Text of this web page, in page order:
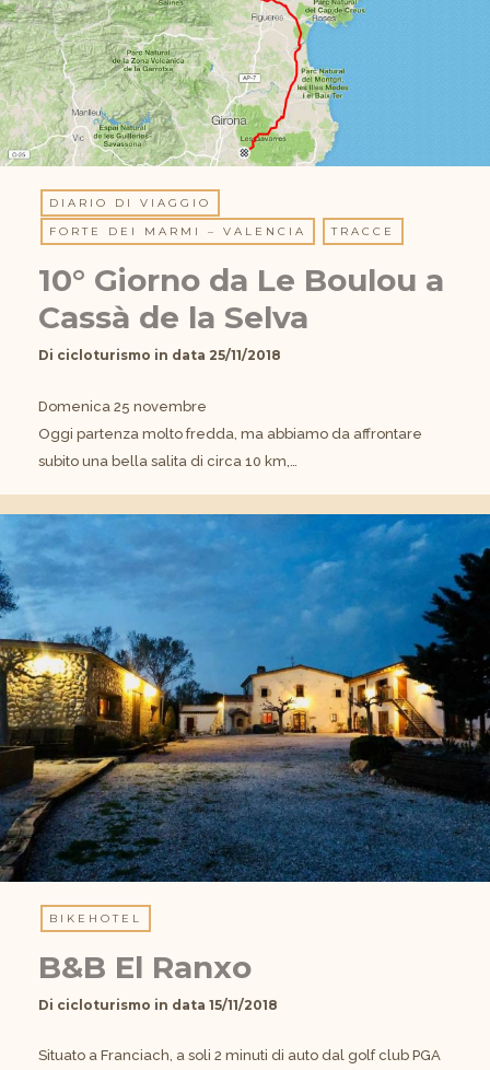
DIARIO DI VIAGGIO
FORTE DEI MARMI – VALENCIA
TRACCE
10° Giorno da Le Boulou a
Cassà de la Selva
Di cicloturismo in data 25/11/2018
Domenica 25 novembre
Oggi partenza molto fredda, ma abbiamo da affrontare
subito una bella salita di circa 10 km,…
BIKEHOTEL
B&B El Ranxo
Di cicloturismo in data 15/11/2018
Situato a Franciach, a soli 2 minuti di auto dal golf club PGA